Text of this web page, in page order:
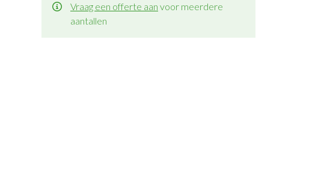
Vraag een offerte aan voor meerdere
aantallen